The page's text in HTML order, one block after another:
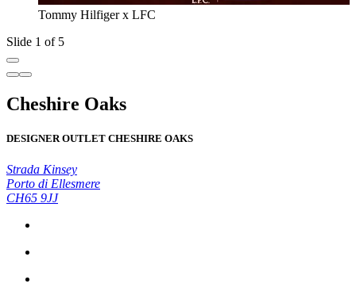
Tommy Hilfiger x LFC
Slide 1 of 5
Cheshire Oaks
DESIGNER OUTLET CHESHIRE OAKS
Strada Kinsey
Porto di Ellesmere
CH65 9JJ